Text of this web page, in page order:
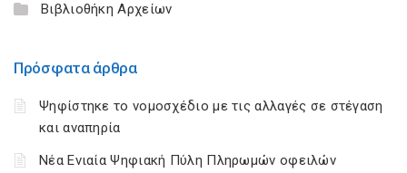
Βιβλιοθήκη Αρχείων
Πρόσφατα άρθρα
Ψηφίστηκε το νομοσχέδιο με τις αλλαγές σε στέγαση
και αναπηρία
Νέα Ενιαία Ψηφιακή Πύλη Πληρωμών οφειλών